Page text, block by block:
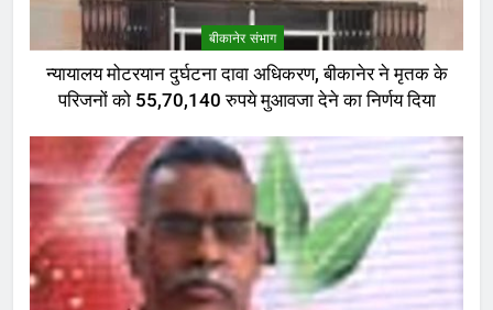
बीकानेर संभाग
न्यायालय मोटरयान दुर्घटना दावा अधिकरण, बीकानेर ने मृतक के
परिजनों को 55,70,140 रुपये मुआवजा देने का निर्णय दिया